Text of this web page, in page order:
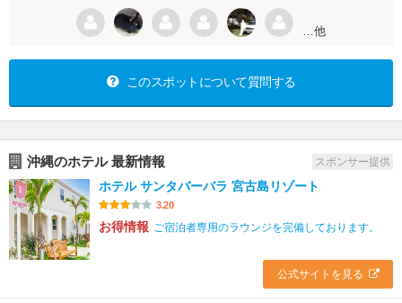
…他
このスポットについて質問する
沖縄のホテル 最新情報 スポンサー提供
ホテル サンタバーバラ 宮古島リゾート
3.20
お得情報 ご宿泊者専用のラウンジを完備しております。
公式サイトを見る